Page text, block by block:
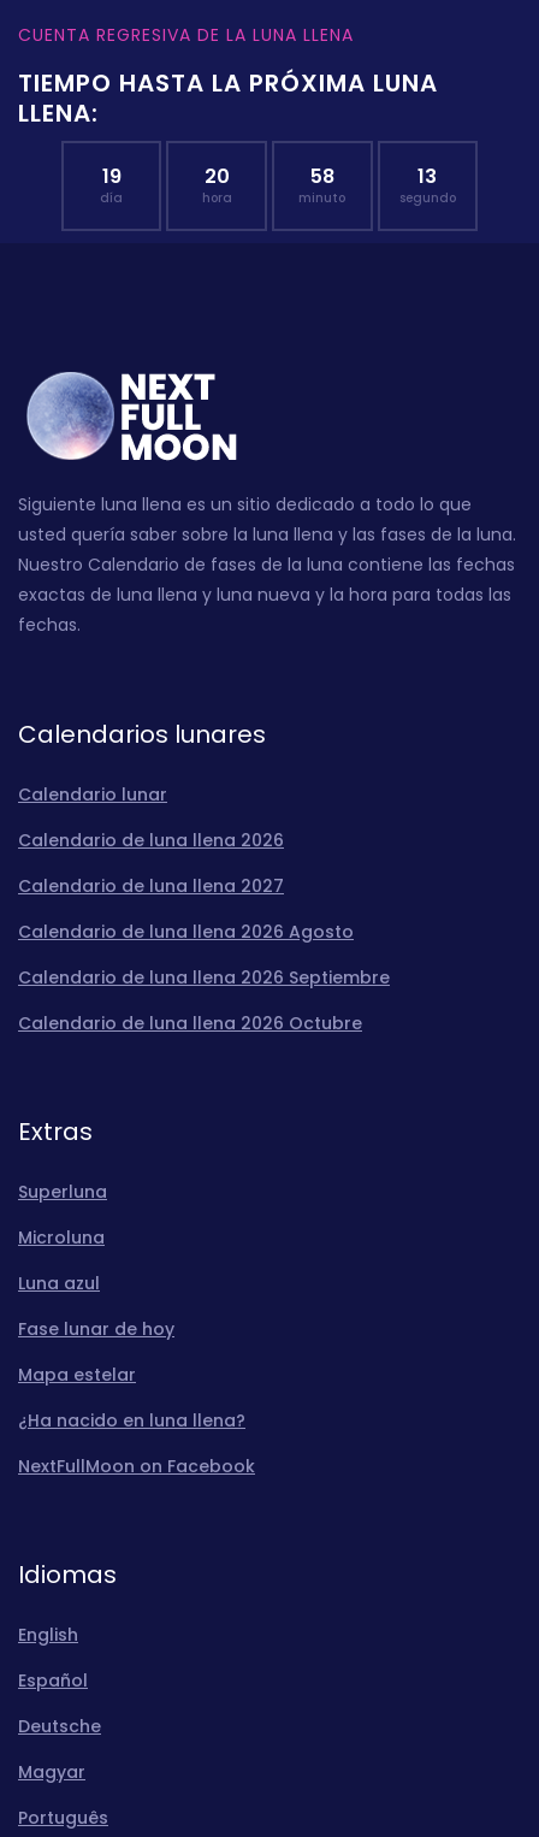
CUENTA REGRESIVA DE LA LUNA LLENA
TIEMPO HASTA LA PRÓXIMA LUNA
LLENA:
19
día
20
hora
58
minuto
12
segundo
Siguiente luna llena es un sitio dedicado a todo lo que
usted quería saber sobre la luna llena y las fases de la luna.
Nuestro Calendario de fases de la luna contiene las fechas
exactas de luna llena y luna nueva y la hora para todas las
fechas.
Calendarios lunares
Calendario lunar
Calendario de luna llena 2026
Calendario de luna llena 2027
Calendario de luna llena 2026 Agosto
Calendario de luna llena 2026 Septiembre
Calendario de luna llena 2026 Octubre
Extras
Superluna
Microluna
Luna azul
Fase lunar de hoy
Mapa estelar
¿Ha nacido en luna llena?
NextFullMoon on Facebook
Idiomas
English
Español
Deutsche
Magyar
Português